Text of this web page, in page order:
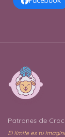
Patrones de
El límite es tu